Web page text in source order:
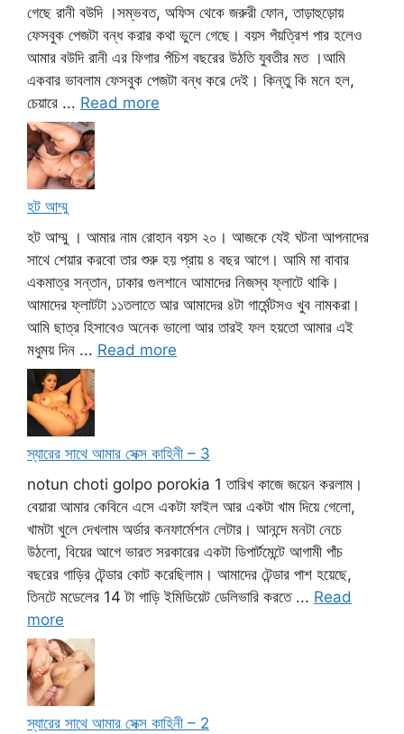
গেছে রানী বউদি ।সম্ভবত, অফিস থেকে জরুরী ফোন, তাড়াহুড়োয়
ফেসবুক পেজটা বন্ধ করার কথা ভুলে গেছে। বয়স পঁয়ত্রিশ পার হলেও
আমার বউদি রানী এর ফিগার পঁচিশ বছরের উঠতি যুবতীর মত ।আমি
একবার ভাবলাম ফেসবুক পেজটা বন্ধ করে দেই। কিন্তু কি মনে হল,
চেয়ারে ... Read more
হট আম্মু
হট আম্মু । আমার নাম রোহান বয়স ২০। আজকে যেই ঘটনা আপনাদের
সাথে শেয়ার করবো তার শুরু হয় প্রায় ৪ বছর আগে। আমি মা বাবার
একমাত্র সন্তান, ঢাকার গুলশানে আমাদের নিজস্ব ফ্লাটে থাকি।
আমাদের ফ্লাটটা ১১তলাতে আর আমাদের ৪টা গার্মেন্টসও খুব নামকরা।
আমি ছাত্র হিসাবেও অনেক ভালো আর তারই ফল হয়তো আমার এই
মধুময় দিন ... Read more
স্যারের সাথে আমার সেক্স কাহিনী – 3
notun choti golpo porokia 1 তারিখ কাজে জয়েন করলাম।
বেয়ারা আমার কেবিনে এসে একটা ফাইল আর একটা খাম দিয়ে গেলো,
খামটা খুলে দেখলাম অর্ডার কনফার্মেশন লেটার। আনন্দে মনটা নেচে
উঠলো, বিয়ের আগে ভারত সরকারের একটা ডিপার্টমেন্টে আগামী পাঁচ
বছরের গাড়ির টেন্ডার কোট করেছিলাম। আমাদের টেন্ডার পাশ হয়েছে,
তিনটে মডেলের 14 টা গাড়ি ইমিডিয়েট ডেলিভারি করতে ... Read
more
স্যারের সাথে আমার সেক্স কাহিনী – 2